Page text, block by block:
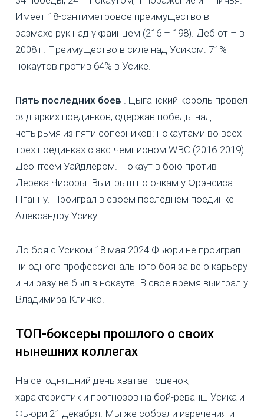
Имеет 18-сантиметровое преимущество в
размахе рук над украинцем (216 – 198). Дебют – в
2008 г. Преимущество в силе над Усиком: 71%
нокаутов против 64% в Усике.
Пять последних боев . Цыганский король провел
ряд ярких поединков, одержав победы над
четырьмя из пяти соперников: нокаутами во всех
трех поединках с экс-чемпионом WBC (2016-2019)
Деонтеем Уайдлером. Нокаут в бою против
Дерека Чисоры. Выигрыш по очкам у Фрэнсиса
Нганну. Проиграл в своем последнем поединке
Александру Усику.
До боя с Усиком 18 мая 2024 Фьюри не проиграл
ни одного профессионального боя за всю карьеру
и ни разу не был в нокауте. В свое время выиграл у
Владимира Кличко.
ТОП-боксеры прошлого о своих
нынешних коллегах
На сегодняшний день хватает оценок,
характеристик и прогнозов на бой-реванш Усика и
Фьюри 21 декабря. Мы же собрали изречения и